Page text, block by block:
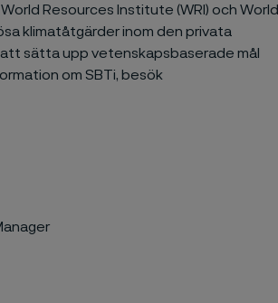
Resources Institute (WRI) och World
klimatåtgärder inom den privata
sätta upp vetenskapsbaserade mål
om SBTi, besök